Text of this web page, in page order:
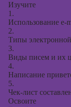
Изучите
1.
Использование e-
2.
Типы
3.
Виды писем и их
4.
Написание
5.
Чек-лист
Освоите